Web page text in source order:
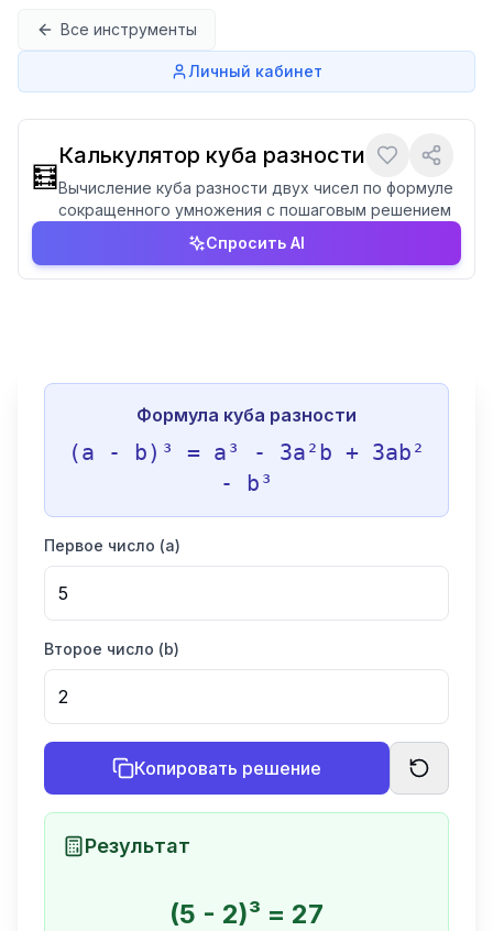
Все инструменты
Личный кабинет
🧮
Калькулятор куба разности
Вычисление куба разности двух чисел по формуле
сокращенного умножения с пошаговым решением
Спросить AI
Формула куба разности
(a - b)³ = a³ - 3a²b + 3ab²
- b³
Первое число (a)
Второе число (b)
Копировать решение
Результат
(5 - 2)³ = 27